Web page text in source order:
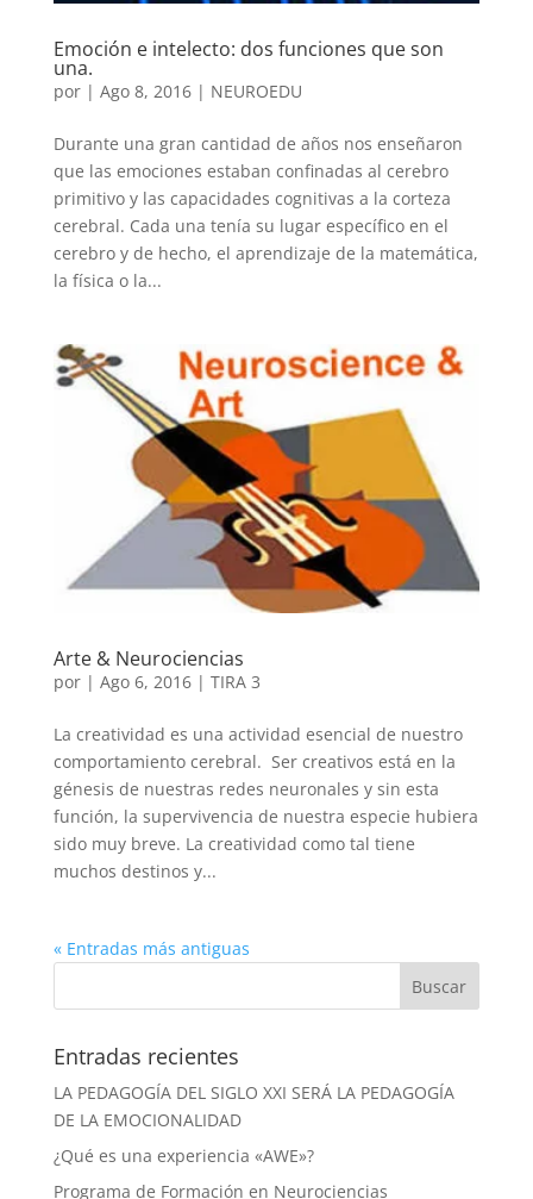
Emoción e intelecto: dos funciones que son
una.
por | Ago 8, 2016| NEUROEDU
Durante una gran cantidad de años nos enseñaron
que las emociones estaban confinadas al cerebro
primitivo y las capacidades cognitivas a la corteza
cerebral. Cada una tenía su lugar específico en el
cerebro y de hecho, el aprendizaje de la matemática,
la física o la...
Arte & Neurociencias
por | Ago 6, 2016| TIRA 3
La creatividad es una actividad esencial de nuestro
comportamiento cerebral. Ser creativos está en la
génesis de nuestras redes neuronales y sin esta
función, la supervivencia de nuestra especie hubiera
sido muy breve. La creatividad como tal tiene
muchos destinos y...
« Entradas más antiguas
Entradas recientes
LA PEDAGOGÍA DEL SIGLO XXI SERÁ LA PEDAGOGÍA
DE LA EMOCIONALIDAD
¿Qué es una experiencia «AWE»?
Programa de Formación en Neurociencias